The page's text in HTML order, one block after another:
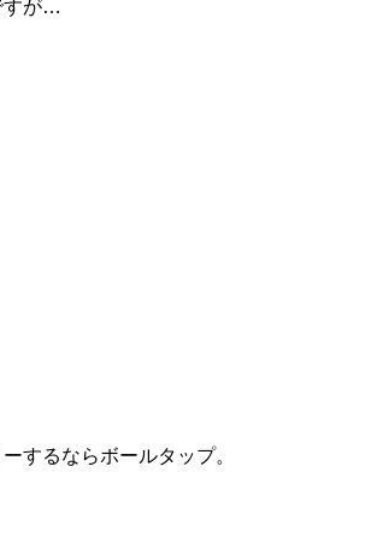
すが…
するならボールタップ。